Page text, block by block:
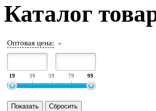
Каталог
Оптовая цена:
19 39 59 79 99